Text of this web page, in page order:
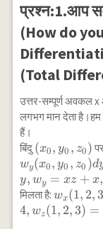
प्रश्न:1.आप
(How do
(Total
उत्तर-सम्पूर्ण अवकल x
लगभग मान देता
हैं।
बिंदु (x0 , y0 , z0 )
wy(x0 , y0 , z0 )d
y, wy = xz + x,
मिलता है: w_{x}
(1, 2,
wx(1, 2, 3
4, wz(1, 2, 3) =